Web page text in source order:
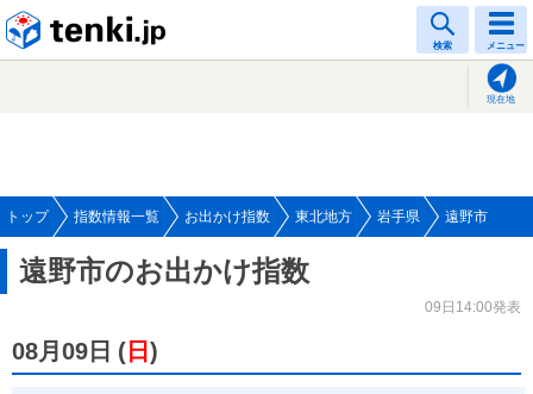
検索 メニュー
現在地
トップ 指数情報一覧 お出かけ指数 東北地方 岩手県 遠野市
遠野市のお出かけ指数
09日14:00発表
08月09日 ( 日 )